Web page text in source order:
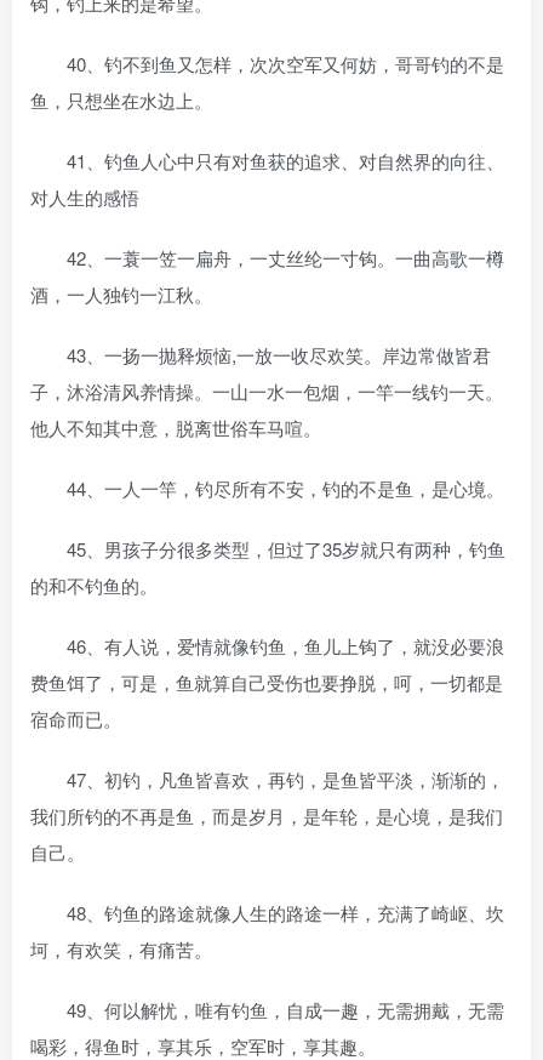
40、钓不到鱼又怎样，次次空军又何妨，哥哥钓的不是
鱼，只想坐在水边上。
41、钓鱼人心中只有对鱼获的追求、对自然界的向往、
对人生的感悟
42、一蓑一笠一扁舟，一丈丝纶一寸钩。一曲高歌一樽
酒，一人独钓一江秋。
43、一扬一抛释烦恼,一放一收尽欢笑。岸边常做皆君
子，沐浴清风养情操。一山一水一包烟，一竿一线钓一天。
他人不知其中意，脱离世俗车马喧。
44、一人一竿，钓尽所有不安，钓的不是鱼，是心境。
45、男孩子分很多类型，但过了35岁就只有两种，钓鱼
的和不钓鱼的。
46、有人说，爱情就像钓鱼，鱼儿上钩了，就没必要浪
费鱼饵了，可是，鱼就算自己受伤也要挣脱，呵，一切都是
宿命而已。
47、初钓，凡鱼皆喜欢，再钓，是鱼皆平淡，渐渐的，
我们所钓的不再是鱼，而是岁月，是年轮，是心境，是我们
自己。
48、钓鱼的路途就像人生的路途一样，充满了崎岖、坎
坷，有欢笑，有痛苦。
49、何以解忧，唯有钓鱼，自成一趣，无需拥戴，无需
喝彩，得鱼时，享其乐，空军时，享其趣。